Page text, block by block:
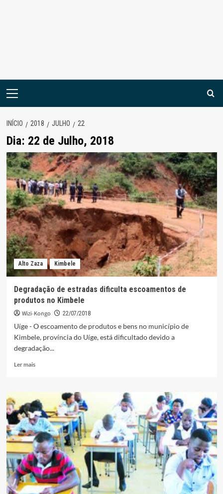
Menu
INÍCIO 2018 JULHO 22
Dia: 22 de Julho, 2018
Alto Zaza Kimbele
Degradação de estradas dificulta escoamentos de
produtos no Kimbele
Wizi-Kongo 22/07/2018
Uíge - O escoamento de produtos e bens no município de
Kimbele, província do Uíge, está dificultado devido a
degradação...
Ler maisLeia
Degradação
de
estradas
dificulta
escoamentos
de
produtos
no
Kimbele